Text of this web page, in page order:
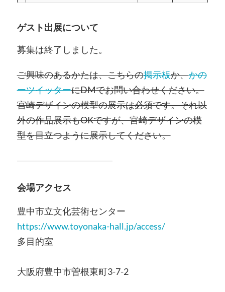
ゲスト出展について
募集は終了しました。
ご興味のあるかたは、こちらの掲示板か、かの
ーツイッターにDMでお問い合わせください。
宮崎デザインの模型の展示は必須です。それ以
外の作品展示もOKですが、宮崎デザインの模
型を目立つように展示してください。
会場アクセス
豊中市立文化芸術センター
https://www.toyonaka-hall.jp/access/
多目的室
大阪府豊中市曽根東町3-7-2